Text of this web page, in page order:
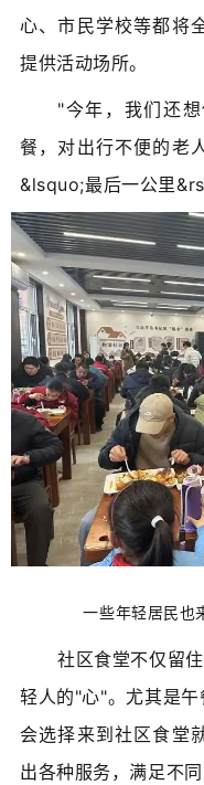
心、市民学校等都将
提供活动场所。
"今年，我们还
餐，对出行不便的老
&lsquo;最后一公里
一些年轻居民也
社区食堂不仅留
轻人的"心"。尤其是
会选择来到社区食堂
出各种服务，满足不